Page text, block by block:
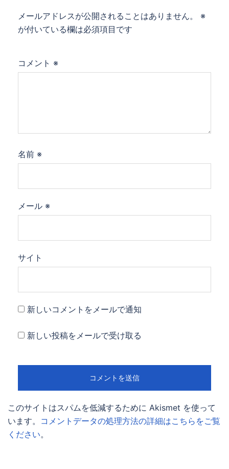
メールアドレスが公開されることはありません。
※
が付いている欄は必須項目です
コメント ※
名前 ※
メール ※
サイト
新しいコメントをメールで通知
新しい投稿をメールで受け取る
このサイトはスパムを低減するために Akismet を使って
います。 コメントデータの処理方法の詳細はこちらをご覧
ください。